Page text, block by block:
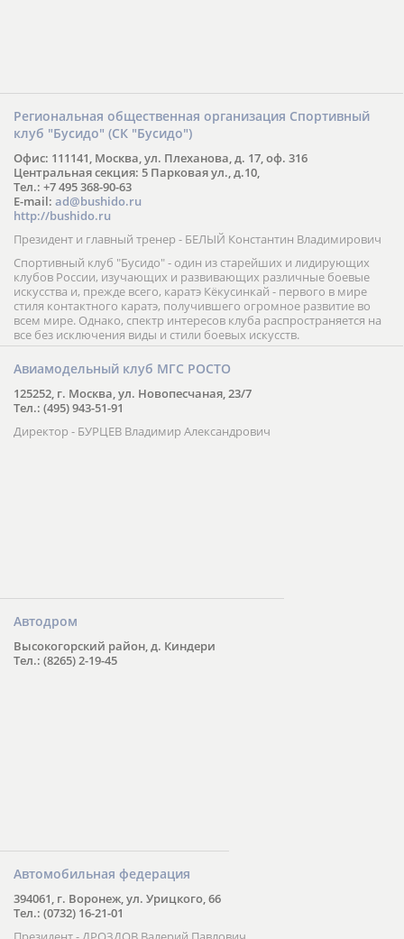
Региональная общественная организация Спортивный
клуб "Бусидо" (СК "Бусидо")
Офис: 111141, Москва, ул. Плеханова, д. 17, оф. 316
Центральная секция: 5 Парковая ул., д.10,
Тел.: +7 495 368-90-63
E-mail: ad@bushido.ru
http://bushido.ru
Президент и главный тренер - БЕЛЫЙ Константин Владимирович
Спортивный клуб "Бусидо" - один из старейших и лидирующих
клубов России, изучающих и развивающих различные боевые
искусства и, прежде всего, каратэ Кёкусинкай - первого в мире
стиля контактного каратэ, получившего огромное развитие во
всем мире. Однако, спектр интересов клуба распространяется на
все без исключения виды и стили боевых искусств.
Авиамодельный клуб МГС РОСТО
125252, г. Москва, ул. Новопесчаная, 23/7
Тел.: (495) 943-51-91
Директор - БУРЦЕВ Владимир Александрович
Автодром
Высокогорский район, д. Киндери
Тел.: (8265) 2-19-45
Автомобильная федерация
394061, г. Воронеж, ул. Урицкого, 66
Тел.: (0732) 16-21-01